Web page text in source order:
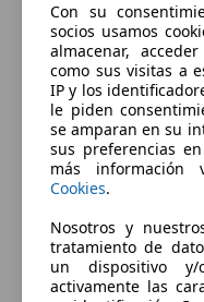
Con su
socios usamos
almacenar,
como sus visitas a
IP y los
le piden
se amparan en su
sus preferencias
más información
Cookies.
Nosotros y
tratamiento de
un dispositivo
activamente las